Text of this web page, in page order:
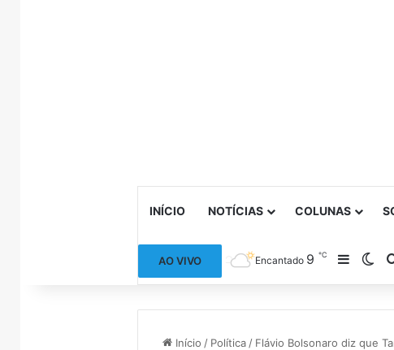
INÍCIO NOTÍCIAS COLUNAS
AO VIVO Encantado 9℃ Barra
Início / Política / Flávio Bolsonaro diz que